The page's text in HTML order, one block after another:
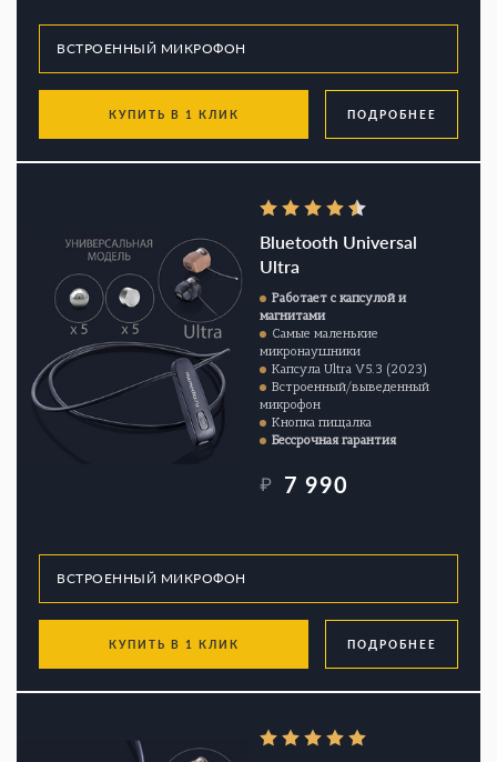
КУПИТЬ В 1 КЛИК ПОДРОБНЕЕ
Bluetooth Universal
Ultra
Работает с капсулой и
магнитами
Самые маленькие
микронаушники
Капсула Ultra V5.3 (2023)
Встроенный/выведенный
микрофон
Кнопка пищалка
Бессрочная гарантия
₽ 7 990
КУПИТЬ В 1 КЛИК ПОДРОБНЕЕ